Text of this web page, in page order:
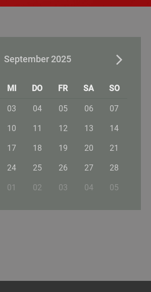
September 2025
MI DO FR SA SO
03 04 05 06 07
10 11 12 13 14
17 18 19 20 21
24 25 26 27 28
01 02 03 04 05